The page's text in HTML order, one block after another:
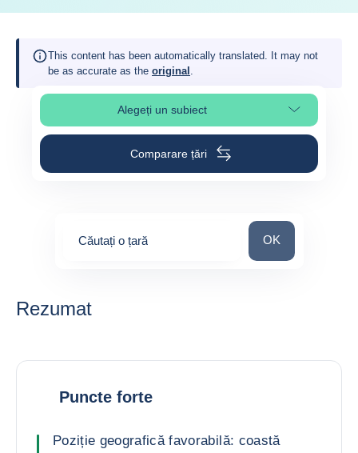
This content has been automatically translated. It may not
be as accurate as the original .
Alegeți un subiectSelect page section
Comparare țări
Căutați o țară Căutați o țară
OK
Rezumat
Puncte forte
Poziție geografică favorabilă: coastă